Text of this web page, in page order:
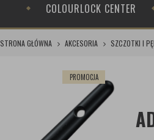
COLOURLOCK CENTER
STRONA GŁÓWNA AKCESORIA SZCZOTKI I
PROMOCJA